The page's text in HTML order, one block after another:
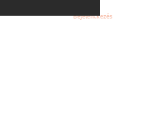
Bejelentkezés